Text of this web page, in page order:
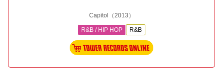
Capitol （2013）
R&B / HIP HOP R&B